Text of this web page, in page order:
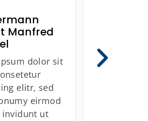
Manfred
dolor sit
elitr, sed
eirmod
invidunt ut
aft